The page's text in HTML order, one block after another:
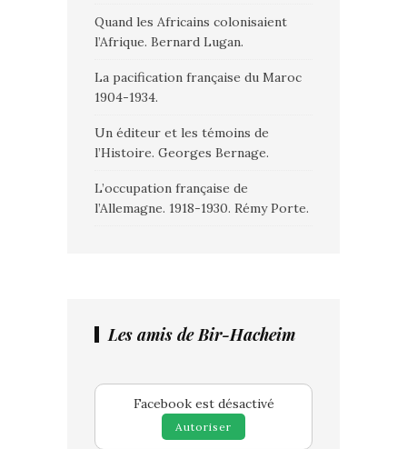
Quand les Africains colonisaient
l’Afrique. Bernard Lugan.
La pacification française du Maroc
1904-1934.
Un éditeur et les témoins de
l’Histoire. Georges Bernage.
L’occupation française de
l’Allemagne. 1918-1930. Rémy Porte.
Les amis de Bir-Hacheim
Facebook est désactivé
Autoriser